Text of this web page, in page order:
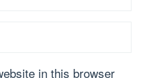
in this browser